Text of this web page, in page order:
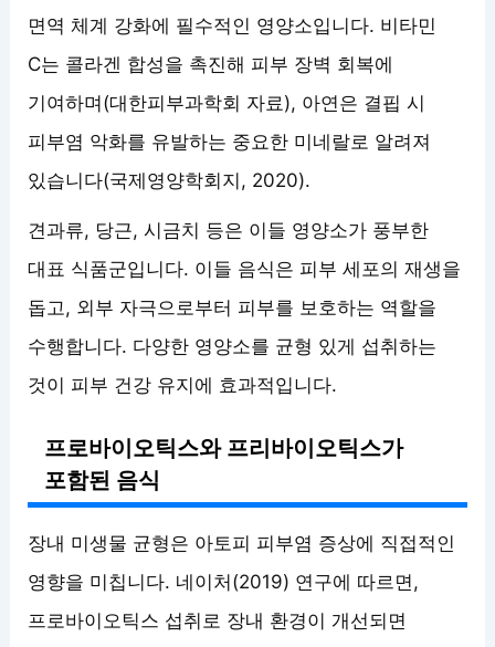
면역 체계 강화에 필수적인 영양소입니다. 비타민
C는 콜라겐 합성을 촉진해 피부 장벽 회복에
기여하며(대한피부과학회 자료), 아연은 결핍 시
피부염 악화를 유발하는 중요한 미네랄로 알려져
있습니다(국제영양학회지, 2020).
견과류, 당근, 시금치 등은 이들 영양소가 풍부한
대표 식품군입니다. 이들 음식은 피부 세포의 재생을
돕고, 외부 자극으로부터 피부를 보호하는 역할을
수행합니다. 다양한 영양소를 균형 있게 섭취하는
것이 피부 건강 유지에 효과적입니다.
프로바이오틱스와 프리바이오틱스가
포함된 음식
장내 미생물 균형은 아토피 피부염 증상에 직접적인
영향을 미칩니다. 네이처(2019) 연구에 따르면,
프로바이오틱스 섭취로 장내 환경이 개선되면